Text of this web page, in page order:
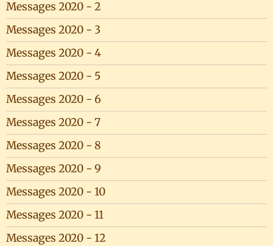
Messages 2020 - 2
Messages 2020 - 3
Messages 2020 - 4
Messages 2020 - 5
Messages 2020 - 6
Messages 2020 - 7
Messages 2020 - 8
Messages 2020 - 9
Messages 2020 - 10
Messages 2020 - 11
Messages 2020 - 12